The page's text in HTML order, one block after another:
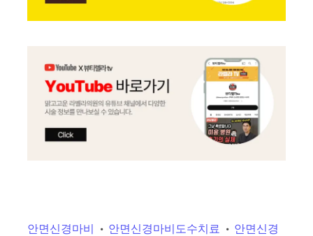
안면신경마비 안면신경마비도수치료
안면신경